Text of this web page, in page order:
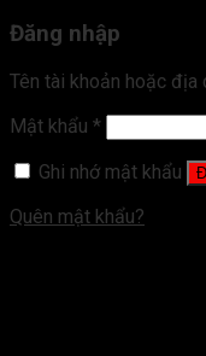
Đăng nhập
Tên tài khoản hoặc địa
Mật khẩu *
Ghi nhớ mật khẩu
Quên mật khẩu?